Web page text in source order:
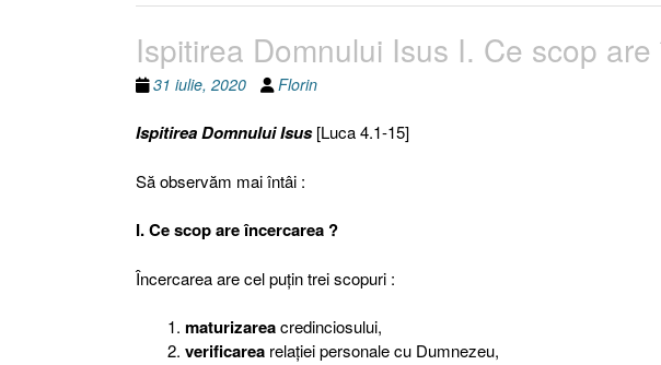
Ispitirea Domnului Isus I. Ce scop
31 iulie, 2020 Florin
Ispitirea Domnului Isus[Luca 4.1-15]
Să observăm mai întâi :
I. Ce scop are încercarea ?
Încercarea are cel puţin trei scopuri :
maturizareacredinciosului,
verificarea relaţiei personale cu Dumnezeu,